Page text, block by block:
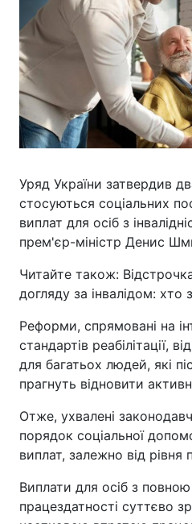
Уряд України затвердив
стосуються соціальних
виплат для осіб з
прем'єр-міністр Денис
Читайте також: Відстрочка
догляду за інвалідом:
Реформи, спрямовані на
стандартів реабілітації,
для багатьох людей, які
прагнуть відновити
Отже, ухвалені
порядок соціальної
виплат, залежно від рівня
Виплати для осіб з
працездатності суттєво